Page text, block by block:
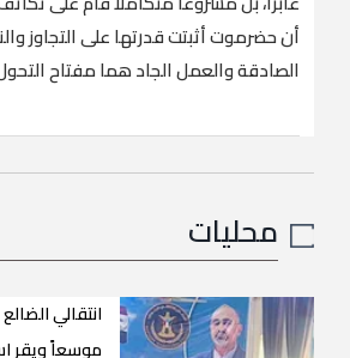
أن حضرموت أثبتت قدرتها على التجاوز
الصادقة والعمل الجاد هما مفتاح
محليات
انتقالي
موسعاً ويقر